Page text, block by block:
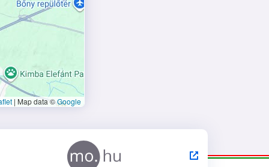
| Map data ©Google